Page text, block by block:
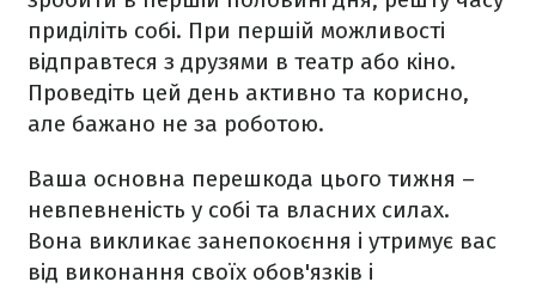
приділіть собі. При першій можливості
відправтеся з друзями в театр або кіно.
Проведіть цей день активно та корисно,
але бажано не за роботою.
Ваша основна перешкода цього тижня –
невпевненість у собі та власних силах.
Вона викликає занепокоєння і утримує вас
від виконання своїх обов'язків і